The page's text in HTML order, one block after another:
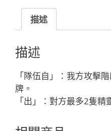
姫
ェ
ン
リ
ル
「藍
色
描述
描述
「隊伍自」：我方攻擊
牌。
「出」：對方最多2隻精